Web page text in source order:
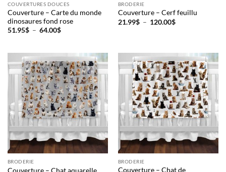
COUVERTURES DOUCES
Couverture – Carte du monde
dinosaures fond rose
51.95$ – 64.00$Plage
à
64.00$
BRODERIE
Couverture – Cerf feuillu
21.99$ – 120.00$Plage
120.00$
BRODERIE
Couverture – Chat aquarelle
BRODERIE
Couverture – Chat de